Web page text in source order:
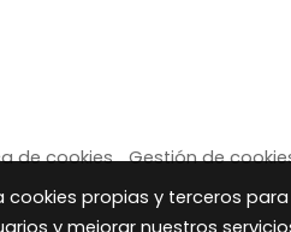
de cookies Gestión de
cookies propias y terceros